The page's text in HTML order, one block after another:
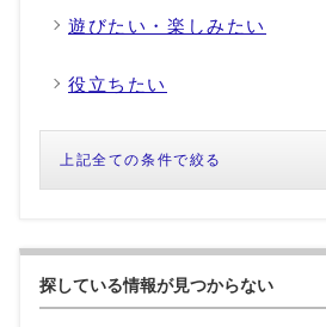
遊びたい・楽しみたい
役立ちたい
上記全ての条件で絞る
探している情報が見つからない